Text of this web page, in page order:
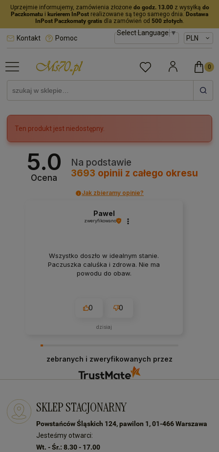
Uprzejmie informujemy, zamówienia złożone do godz. 13.00z wysyłką do
Paczkomatu i kurierem InPost realizowane są tego samego dnia. Dostawa
InPost Paczkomaty gratisdla zamówień od 500 złotych.
Select Language▼
Kontakt Pomoc
Ten produkt jest niedostępny.
5.0
Ocena
Na podstawie
3693 opinii z całego okresu
Jak zbieramy opinie?
Pawel
zweryfikowano
Wszystko doszło w idealnym stanie.
Paczuszka caluśka i zdrowa. Nie ma
powodu do obaw.
0 0
dzisiaj
zebranych i zweryfikowanych przez
SKLEP STACJONARNY
Powstańców Śląskich 124, pawilon 1, 01-466 Warszawa
Jesteśmy otwarci:
Wt. - Śr.: 8.30 - 17.00